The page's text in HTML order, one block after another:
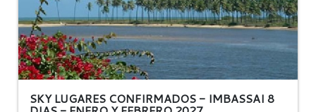
SKY LUGARES CONFIRMADOS - IMBASSAI 8